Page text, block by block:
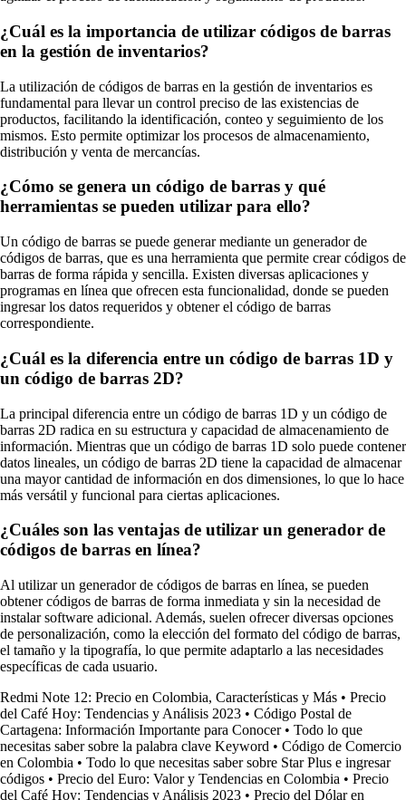
¿Cuál es la importancia de utilizar códigos de barras
en la gestión de inventarios?
La utilización de códigos de barras en la gestión de inventarios es
fundamental para llevar un control preciso de las existencias de
productos, facilitando la identificación, conteo y seguimiento de los
mismos. Esto permite optimizar los procesos de almacenamiento,
distribución y venta de mercancías.
¿Cómo se genera un código de barras y qué
herramientas se pueden utilizar para ello?
Un código de barras se puede generar mediante un generador de
códigos de barras, que es una herramienta que permite crear códigos de
barras de forma rápida y sencilla. Existen diversas aplicaciones y
programas en línea que ofrecen esta funcionalidad, donde se pueden
ingresar los datos requeridos y obtener el código de barras
correspondiente.
¿Cuál es la diferencia entre un código de barras 1D y
un código de barras 2D?
La principal diferencia entre un código de barras 1D y un código de
barras 2D radica en su estructura y capacidad de almacenamiento de
información. Mientras que un código de barras 1D solo puede contener
datos lineales, un código de barras 2D tiene la capacidad de almacenar
una mayor cantidad de información en dos dimensiones, lo que lo hace
más versátil y funcional para ciertas aplicaciones.
¿Cuáles son las ventajas de utilizar un generador de
códigos de barras en línea?
Al utilizar un generador de códigos de barras en línea, se pueden
obtener códigos de barras de forma inmediata y sin la necesidad de
instalar software adicional. Además, suelen ofrecer diversas opciones
de personalización, como la elección del formato del código de barras,
el tamaño y la tipografía, lo que permite adaptarlo a las necesidades
específicas de cada usuario.
Redmi Note 12: Precio en Colombia, Características y Más • Precio
del Café Hoy: Tendencias y Análisis 2023 • Código Postal de
Cartagena: Información Importante para Conocer• Todo lo que
necesitas saber sobre la palabra clave Keyword • Código de Comercio
en Colombia • Todo lo que necesitas saber sobre Star Plus e ingresar
códigos • Precio del Euro: Valor y Tendencias en Colombia • Precio
del Café Hoy: Tendencias y Análisis 2023 • Precio del Dólar en